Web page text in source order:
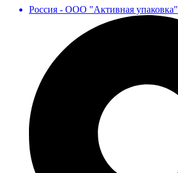
Россия - ООО "Активная упаковка"